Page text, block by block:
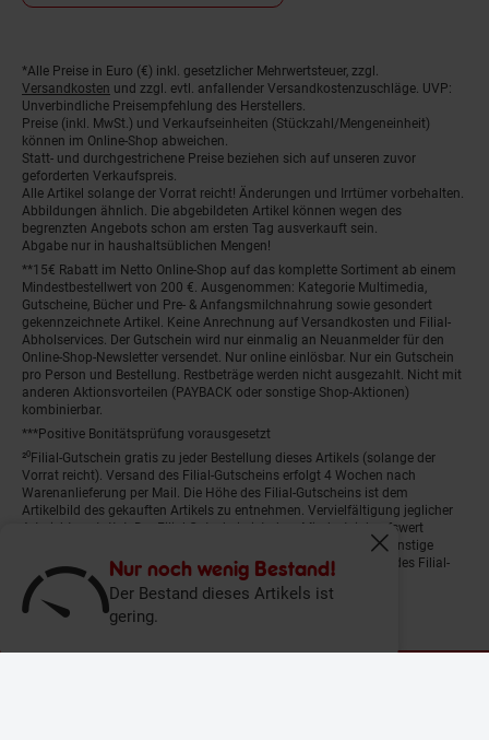
Nur noch wenig Bestand!
Der Bestand dieses Artikels ist
gering.
Fenster
Fußnoten
*Alle Preise in Euro (€) inkl. gesetzlicher Mehrwertsteuer, zzgl.
Versandkosten und zzgl. evtl. anfallender Versandkostenzuschläge. UVP:
Unverbindliche Preisempfehlung des Herstellers.
Preise (inkl. MwSt.) und Verkaufseinheiten (Stückzahl/Mengeneinheit)
können im Online-Shop abweichen.
Statt- und durchgestrichene Preise beziehen sich auf unseren zuvor
geforderten Verkaufspreis.
Alle Artikel solange der Vorrat reicht! Änderungen und Irrtümer vorbehalten.
Abbildungen ähnlich. Die abgebildeten Artikel können wegen des
begrenzten Angebots schon am ersten Tag ausverkauft sein.
Abgabe nur in haushaltsüblichen Mengen!
**15€ Rabatt im Netto Online-Shop auf das komplette Sortiment ab einem
Mindestbestellwert von 200 €. Ausgenommen: Kategorie Multimedia,
Gutscheine, Bücher und Pre- & Anfangsmilchnahrung sowie gesondert
gekennzeichnete Artikel. Keine Anrechnung auf Versandkosten und Filial-
Abholservices. Der Gutschein wird nur einmalig an Neuanmelder für den
Online-Shop-Newsletter versendet. Nur online einlösbar. Nur ein Gutschein
pro Person und Bestellung. Restbeträge werden nicht ausgezahlt. Nicht mit
anderen Aktionsvorteilen (PAYBACK oder sonstige Shop-Aktionen)
kombinierbar.
***Positive Bonitätsprüfung vorausgesetzt
²⁰Filial-Gutschein gratis zu jeder Bestellung dieses Artikels (solange der
Vorrat reicht). Versand des Filial-Gutscheins erfolgt 4 Wochen nach
Warenanlieferung per Mail. Die Höhe des Filial-Gutscheins ist dem
Artikelbild des gekauften Artikels zu entnehmen. Vervielfältigung jeglicher
Art nicht gestattet. Der Filial-Gutschein ist ohne Mindesteinkaufswert
einlösbar. Nicht mit anderen Aktionsvorteilen (PAYBACK oder sonstige
Shop-Aktionen) kombinierbar. Der jeweilige Gültigkeitszeitraum des Filial-
Gutscheins ist darauf vermerkt.